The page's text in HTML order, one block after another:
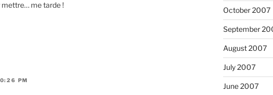
mettre… me tarde !
PM
October 2007
September
August 2007
July 2007
June 2007